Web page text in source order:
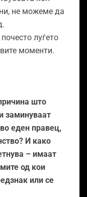
не можеме да
луѓето
моменти.
што
заминуваат
еден правец,
И како
– имаат
од кои
или се